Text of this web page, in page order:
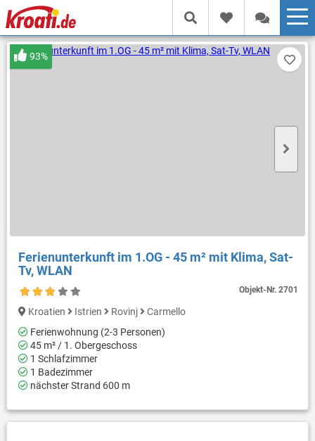
Ferienunterkunft im 1.OG - 45 m² mit Klima, Sat-
Tv, WLAN
Objekt-Nr.2701
93%
Kroatien Istrien Rovinj
Carmello
Ferienwohnung (2-3 Personen)
45 m² / 1. Obergeschoss
1 Schlafzimmer
1 Badezimmer
nächster Strand 600 m